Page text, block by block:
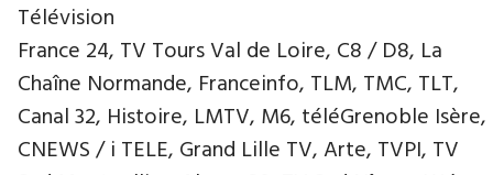
Télévision
France 24, TV Tours Val de Loire, C8 / D8, La
Chaîne Normande, Franceinfo, TLM, TMC, TLT,
Canal 32, Histoire, LMTV, M6, téléGrenoble Isère,
CNEWS / i TELE, Grand Lille TV, Arte, TVPI, TV